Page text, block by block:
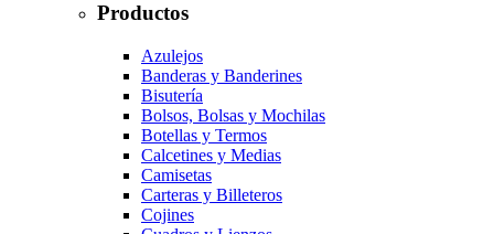
Productos
Azulejos
Banderas y Banderines
Bisutería
Bolsos, Bolsas y Mochilas
Botellas y Termos
Calcetines y Medias
Camisetas
Carteras y Billeteros
Cojines